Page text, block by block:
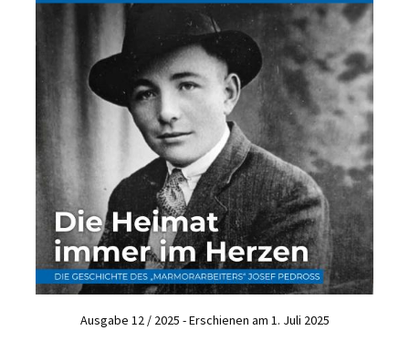
Ausgabe 12 / 2025 - Erschienen am 1. Juli 2025